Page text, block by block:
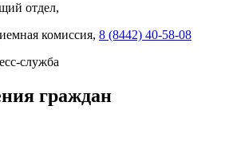
отдел,
комиссия, 8 (8442) 40-58-08
служба
граждан